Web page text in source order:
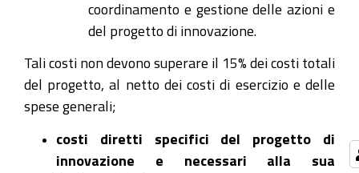
coordinamento e gestione delle azioni e
del progetto di innovazione.
Tali costi non devono superare il 15% dei costi totali
del progetto, al netto dei costi di esercizio e delle
spese generali;
costi diretti specifici del progetto di
innovazione e necessari alla sua